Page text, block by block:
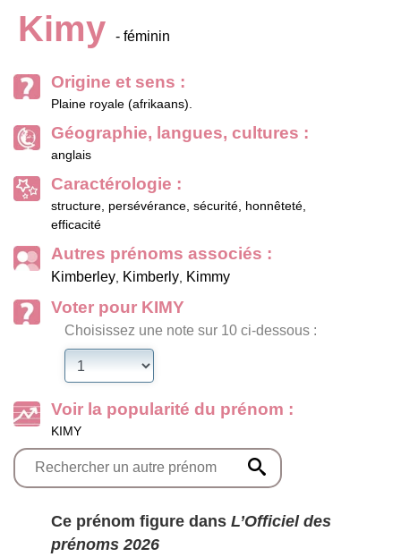
Kimy - féminin
Origine et sens :
Plaine royale (afrikaans).
Géographie, langues, cultures :
anglais
Caractérologie :
structure, persévérance, sécurité, honnêteté,
efficacité
Autres prénoms associés :
Kimberley, Kimberly, Kimmy
Voter pour KIMY
Choisissez une note sur 10 ci-dessous :
Voir la popularité du prénom :
KIMY
Ce prénom figure dans L’Officiel des
prénoms 2026